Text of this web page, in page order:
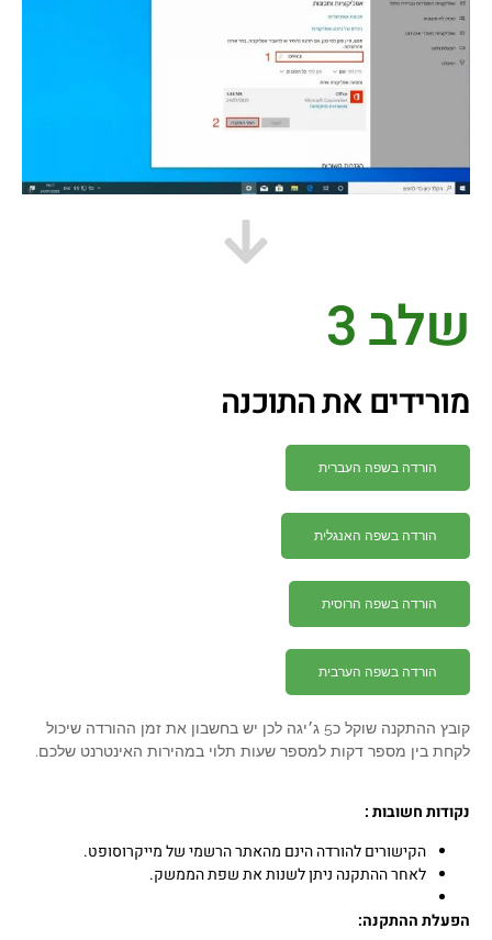
שלב 3
מורידים את התוכנה
הורדה בשפה העברית
הורדה בשפה האנגלית
הורדה בשפה הרוסית
הורדה בשפה הערבית
קובץ ההתקנה שוקל כ5 ג׳יגה לכן יש בחשבון את זמן ההורדה שיכול
לקחת בין מספר דקות למספר שעות תלוי במהירות האינטרנט שלכם.
נקודות חשובות:
הקישורים להורדה הינם מהאתר הרשמי של מייקרוסופט.
לאחר ההתקנה ניתן לשנות את שפת הממשק.
הפעלת ההתקנה: